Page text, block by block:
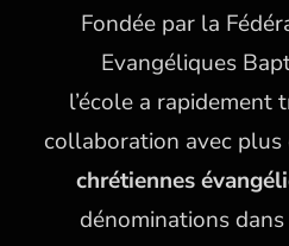
Fondée par la
Evangéliques
l’école a
collaboration avec plus
chrétiennes
dénominations